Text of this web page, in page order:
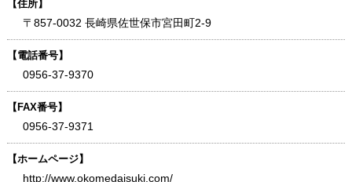
【住所】
〒857-0032 長崎県佐世保市宮田町2-9
【電話番号】
0956-37-9370
【FAX番号】
0956-37-9371
【ホームページ】
http://www.okomedaisuki.com/